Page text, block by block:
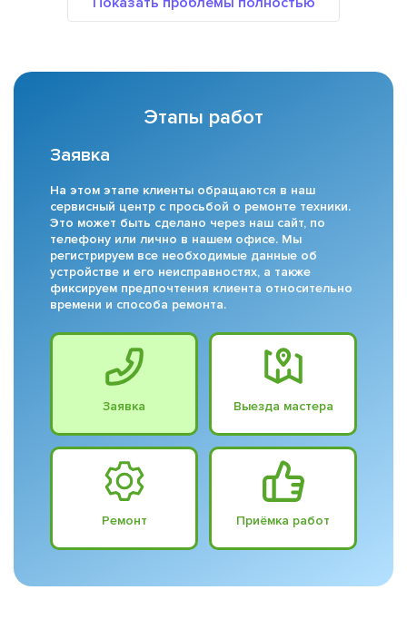
Этапы работ
Заявка
На этом этапе клиенты обращаются в наш
сервисный центр с просьбой о ремонте техники.
Это может быть сделано через наш сайт, по
телефону или лично в нашем офисе. Мы
регистрируем все необходимые данные об
устройстве и его неисправностях, а также
фиксируем предпочтения клиента относительно
времени и способа ремонта.
Заявка Выезда мастера
Ремонт Приёмка работ